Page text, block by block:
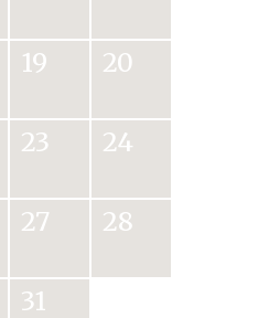
19 20
23 24
27 28
31